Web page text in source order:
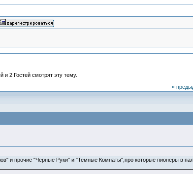
и 2 Гостей смотрят эту тему.
«
прочие "Черные Руки" и "Темные Комнаты",про которые пионеры в